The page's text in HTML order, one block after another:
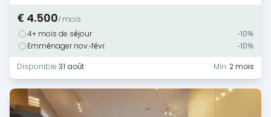
€ 4.500/ mois
4+ mois de séjour
-10%
Emménager nov.-févr.
-10%
Disponible 31 août Min.2 mois